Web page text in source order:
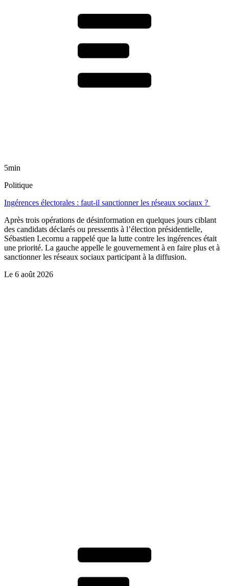
5min
Politique
Ingérences électorales : faut-il sanctionner les réseaux sociaux ?
Après trois opérations de désinformation en quelques jours ciblant
des candidats déclarés ou pressentis à l’élection présidentielle,
Sébastien Lecornu a rappelé que la lutte contre les ingérences était
une priorité. La gauche appelle le gouvernement à en faire plus et à
sanctionner les réseaux sociaux participant à la diffusion.
Le 6 août 2026